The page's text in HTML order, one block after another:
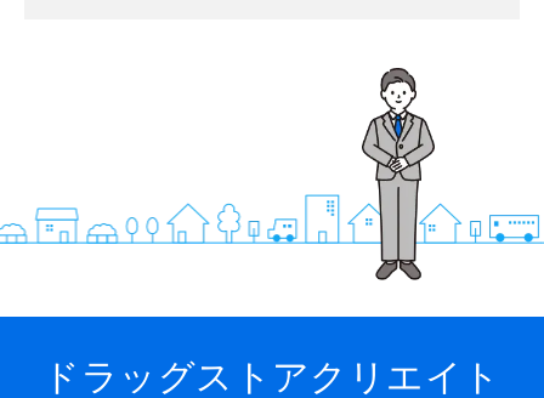
ドラッグストアクリエイト